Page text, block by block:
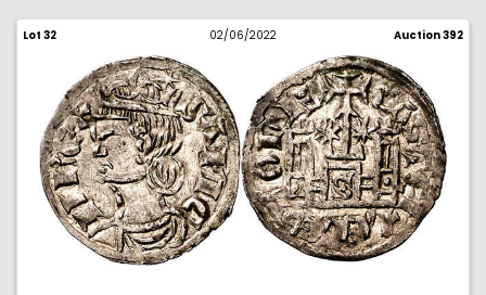
Lot 32 02/06/2022 Auction 392